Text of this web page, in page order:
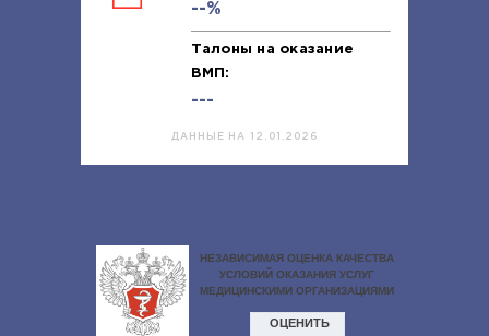
--%
Талоны на оказание
ВМП:
---
ДАННЫЕ НА 12.01.2026